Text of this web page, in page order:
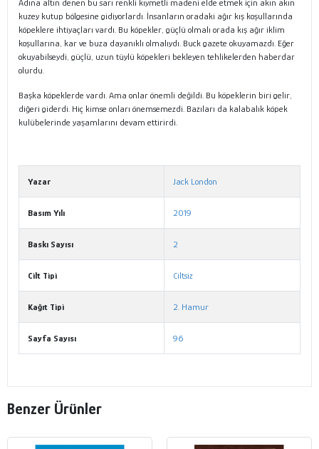
Adına altın denen bu sarı renkli kıymetli madeni elde etmek için akın akın
kuzey kutup bölgesine gidiyorlardı. İnsanların oradaki ağır kış koşullarında
köpeklere ihtiyaçları vardı. Bu köpekler, güçlü olmalı orada kış ağır iklim
koşullarına, kar ve buza dayanıklı olmalıydı. Buck gazete okuyamazdı. Eğer
okuyabilseydi, güçlü, uzun tüylü köpekleri bekleyen tehlikelerden haberdar
olurdu.
Başka köpeklerde vardı. Ama onlar önemli değildi. Bu köpeklerin biri gelir,
diğeri giderdi. Hiç kimse onları önemsemezdi. Bazıları da kalabalık köpek
kulübelerinde yaşamlarını devam ettirirdi.
Yazar Jack London
Basım Yılı 2019
Baskı Sayısı 2
Cilt Tipi Ciltsiz
Kağıt Tipi 2. Hamur
Sayfa Sayısı 96
Benzer Ürünler